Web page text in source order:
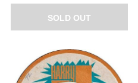
SOLD OUT